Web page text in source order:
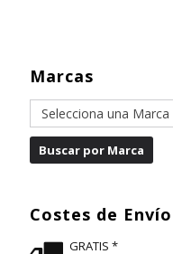
Marcas
Costes de Envío
GRATIS *